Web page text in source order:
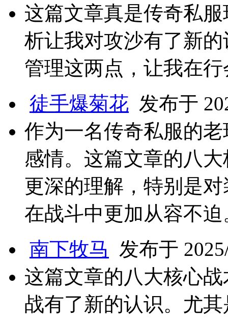
这篇文章真是传奇私
析让我对攻沙有了新
管理这两点，让我在
徒手爆菊花 发布于
作为一名传奇私服的
感情。这篇文章的八
更深的理解，特别是
在战斗中更加从容不迫
南下牧马
发布于
这篇文章的八大核心
战有了新的认识。尤